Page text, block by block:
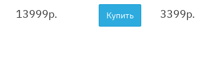
13999р. Купить 3399р.